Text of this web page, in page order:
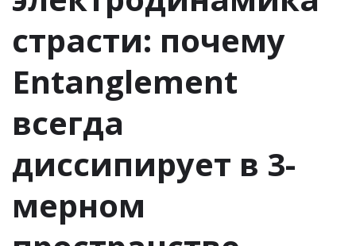
страсти: почему
Entanglement
всегда
диссипирует в 3-
мерном